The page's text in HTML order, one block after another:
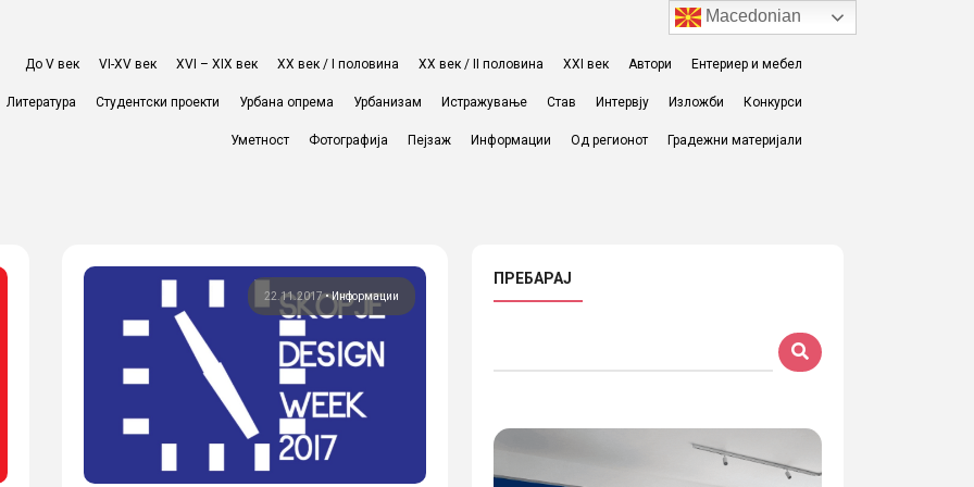
До V век VI-XV век XVI – XIX век ХХ век / I половина ХХ век / II половина XXI век Автори Ентериер и мебел
Литература Студентски проекти Урбана опрема Урбанизам Истражување Став Интервју Изложби Конкурси
Уметност Фотографија Пејзаж Информации Од регионот Градежни материјали
22.11.2017•Информации
ПРЕБАРАЈ
Macedonian